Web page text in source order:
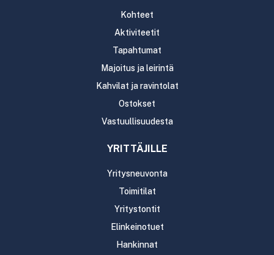
Kohteet
Aktiviteetit
Tapahtumat
Majoitus ja leirintä
Kahvilat ja ravintolat
Ostokset
Vastuullisuudesta
YRITTÄJILLE
Yritysneuvonta
Toimitilat
Yritystontit
Elinkeinotuet
Hankinnat